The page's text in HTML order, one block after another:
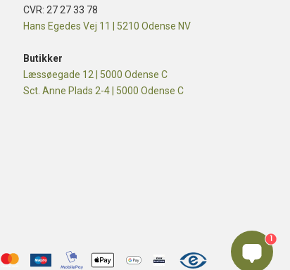
CVR: 27 27 33 78
Hans Egedes Vej 11 | 5210 Odense NV
Butikker
Læssøegade 12 | 5000 Odense C
Sct. Anne Plads 2-4 | 5000 Odense C
1